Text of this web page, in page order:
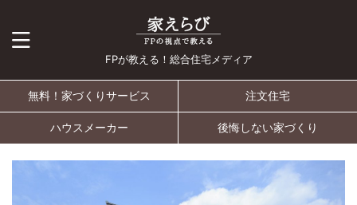
FPが教える！総合住宅メディア
無料！家づくりサービス 注文住宅
ハウスメーカー 後悔しない家づくり